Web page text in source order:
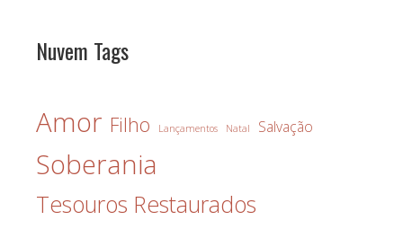
Nuvem Tags
Amor Filho Lançamentos Natal Salvação
Soberania
Tesouros Restaurados